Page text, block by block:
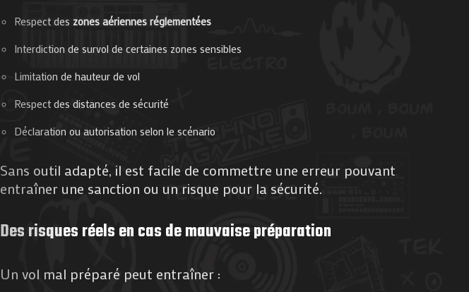
Agenda
Photos
Magazine
À
Respect des zones aériennes réglementées
Interdiction de survol de certaines zones sensibles
Limitation de hauteur de vol
Respect des distances de sécurité
Déclaration ou autorisation selon le scénario
Sans outil adapté, il est facile de commettre une erreur pouvant
entraîner une sanction ou un risque pour la sécurité.
Des risques réels en cas de mauvaise préparation
Un vol mal préparé peut entraîner :